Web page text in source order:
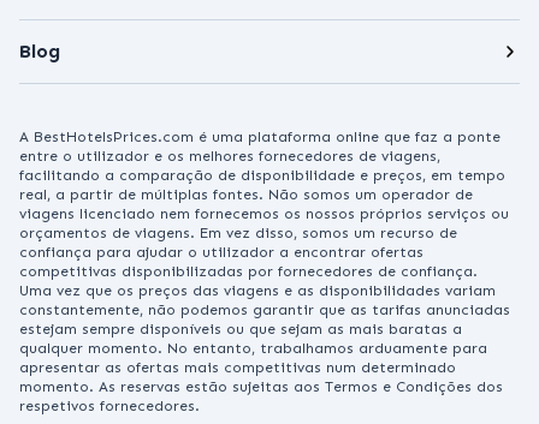
Blog
A BestHotelsPrices.com é uma plataforma online que faz a ponte
entre o utilizador e os melhores fornecedores de viagens,
facilitando a comparação de disponibilidade e preços, em tempo
real, a partir de múltiplas fontes. Não somos um operador de
viagens licenciado nem fornecemos os nossos próprios serviços ou
orçamentos de viagens. Em vez disso, somos um recurso de
confiança para ajudar o utilizador a encontrar ofertas
competitivas disponibilizadas por fornecedores de confiança.
Uma vez que os preços das viagens e as disponibilidades variam
constantemente, não podemos garantir que as tarifas anunciadas
estejam sempre disponíveis ou que sejam as mais baratas a
qualquer momento. No entanto, trabalhamos arduamente para
apresentar as ofertas mais competitivas num determinado
momento. As reservas estão sujeitas aos Termos e Condições dos
respetivos fornecedores.